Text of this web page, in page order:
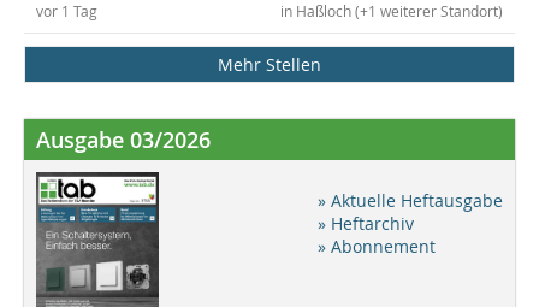
in Haßloch (+1 weiterer Standort)
vor 1 Tag
Mehr Stellen
Ausgabe 03/2026
» Aktuelle Heftausgabe
» Heftarchiv
» Abonnement